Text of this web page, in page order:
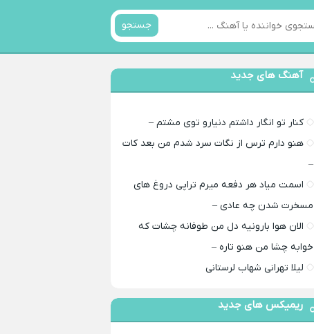
جستجو
آهنگ های جدید
کنار تو انگار داشتم دنیارو توی مشتم –
هنو دارم ترس از نگات سرد شدم من بعد کات
–
اسمت میاد هر دفعه میرم تراپی دروغ‌ های
مسخرت شدن چه عادی –
الان هوا بارونیه دل من طوفانه چشات که
خوابه چشا من هنو تاره –
لیلا تهرانی شهاب لرستانی
ریمیکس های جدید